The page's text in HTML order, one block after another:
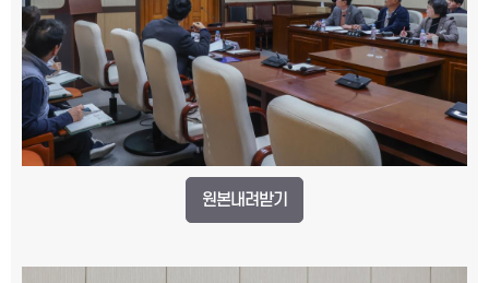
원본내려받기